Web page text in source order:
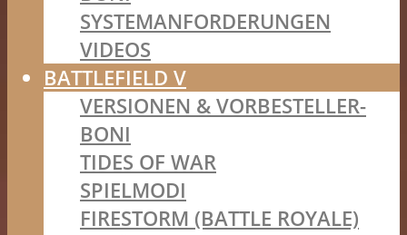
SYSTEMANFORDERUNGEN
VIDEOS
BATTLEFIELD V
VERSIONEN & VORBESTELLER-
BONI
TIDES OF WAR
SPIELMODI
FIRESTORM (BATTLE ROYALE)